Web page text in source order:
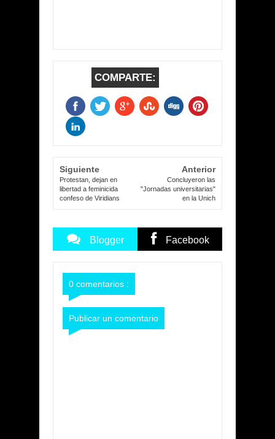
COMPARTE:
Siguiente
Protestan, dejan en
libertad a feminicida
confeso de Viridians
Anterior
Concluyeron las
"Jornadas universitarias"
en la Unich
Blogger Facebook
0 comentarios :
Publicar un comentario